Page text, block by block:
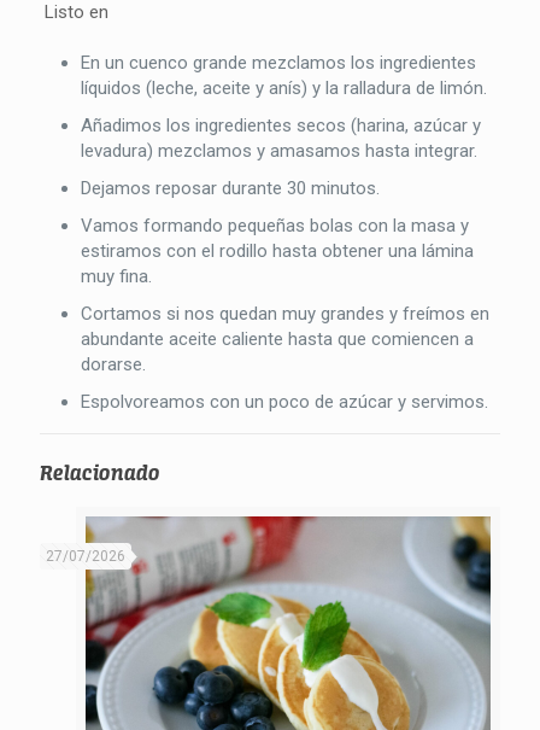
Listo en
En un cuenco grande mezclamos los ingredientes
líquidos (leche, aceite y anís) y la ralladura de limón.
Añadimos los ingredientes secos (harina, azúcar y
levadura) mezclamos y amasamos hasta integrar.
Dejamos reposar durante 30 minutos.
Vamos formando pequeñas bolas con la masa y
estiramos con el rodillo hasta obtener una lámina
muy fina.
Cortamos si nos quedan muy grandes y freímos en
abundante aceite caliente hasta que comiencen a
dorarse.
Espolvoreamos con un poco de azúcar y servimos.
Relacionado
27/07/2026